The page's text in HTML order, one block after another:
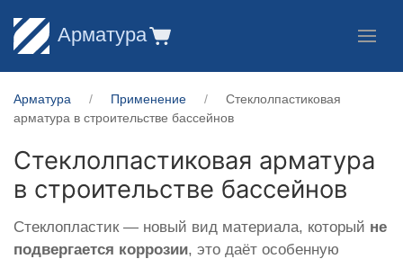
Арматура
Арматура Применение
Стеклолпастиковая
арматура в строительстве бассейнов
Стеклолпастиковая арматура
в строительстве бассейнов
Стеклопластик — новый вид материала, который не
подвергается коррозии, это даёт особенную